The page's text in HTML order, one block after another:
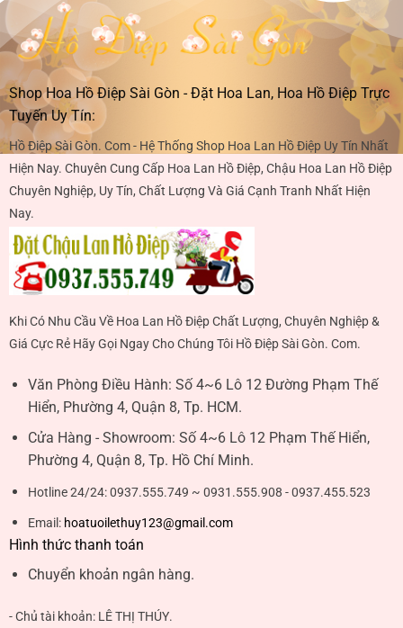
Shop Hoa Hồ Điệp Sài Gòn - Đặt Hoa Lan, Hoa Hồ Điệp Trực
Tuyến Uy Tín:
Hồ Điệp Sài Gòn. Com - Hệ Thống Shop Hoa Lan Hồ Điệp Uy Tín Nhất
Hiện Nay. Chuyên Cung Cấp Hoa Lan Hồ Điệp, Chậu Hoa Lan Hồ Điệp
Chuyên Nghiệp, Uy Tín, Chất Lượng Và Giá Cạnh Tranh Nhất Hiện
Nay.
Khi Có Nhu Cầu Về Hoa Lan Hồ Điệp Chất Lượng, Chuyên Nghiệp &
Giá Cực Rẻ Hãy Gọi Ngay Cho Chúng Tôi Hồ Điệp Sài Gòn. Com.
Văn Phòng Điều Hành: Số 4~6 Lô 12 Đường Phạm Thế
Hiển, Phường 4, Quận 8, Tp. HCM.
Cửa Hàng - Showroom: Số 4~6 Lô 12 Phạm Thế Hiển,
Phường 4, Quận 8, Tp. Hồ Chí Minh.
Hotline 24/24:0937.555.749 ~ 0931.555.908 - 0937.455.523
Email: hoatuoilethuy123@gmail.com
Hình thức thanh toán
Chuyển khoản ngân hàng.
- Chủ tài khoản: LÊ THỊ THÚY.